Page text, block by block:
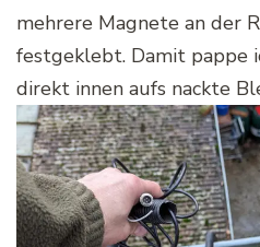
mehrere Magnete an der
festgeklebt. Damit pappe
direkt innen aufs nackte